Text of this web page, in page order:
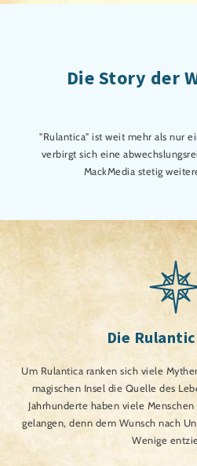
Die Story der
"Rulantica" ist weit mehr als nur
verbirgt sich eine
MackMedia stetig
Die
Um Rulantica ranken sich viele
magischen Insel die Quelle des
Jahrhunderte haben viele
gelangen, denn dem Wunsch nach
Wenige